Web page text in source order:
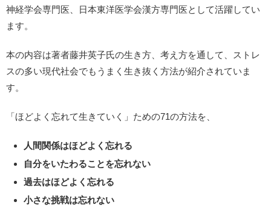
神経学会専門医、日本東洋医学会漢方専門医として活躍してい
ます。
本の内容は著者藤井英子氏の生き方、考え方を通して、ストレ
スの多い現代社会でもうまく生き抜く方法が紹介されていま
す。
「ほどよく忘れて生きていく」ための71の方法を、
人間関係はほどよく忘れる
自分をいたわることを忘れない
過去はほどよく忘れる
小さな挑戦は忘れない